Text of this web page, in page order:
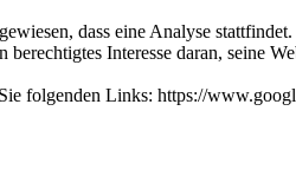
dass eine Analyse stattfindet.
Interesse daran, seine
folgenden Links: https://